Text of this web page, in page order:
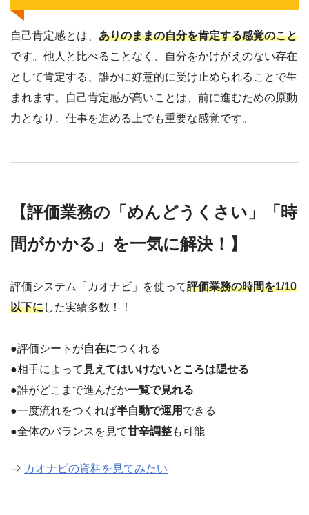
自己肯定感とは、 ありのままの自分を肯定する感覚のこと
です。他人と比べることなく、自分をかけがえのない存在
として肯定する、誰かに好意的に受け止められることで生
まれます。自己肯定感が高いことは、前に進むための原動
力となり、仕事を進める上でも重要な感覚です。
【評価業務の「めんどうくさい」「時
間がかかる」を一気に解決！】
評価システム「カオナビ」を使って評価業務の時間を1/10
以下にした実績多数！！
●評価シートが自在につくれる
●相手によって 見えてはいけないところは隠せる
●誰がどこまで進んだか一覧で見れる
●一度流れをつくれば半自動で運用 できる
●全体のバランスを見て甘辛調整も可能
⇒ カオナビの資料を見てみたい